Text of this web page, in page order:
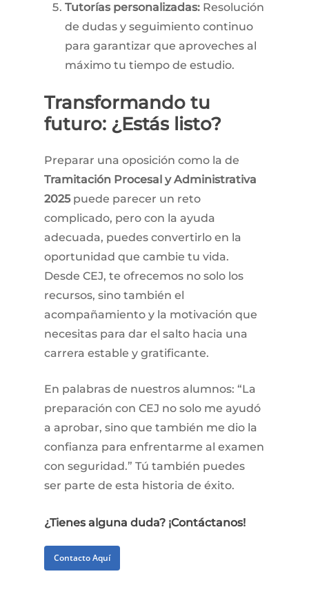
Tutorías personalizadas: Resolución
de dudas y seguimiento continuo
para garantizar que aproveches al
máximo tu tiempo de estudio.
Transformando tu
futuro: ¿Estás listo?
Preparar una oposición como la de
Tramitación Procesal y Administrativa
2025puede parecer un reto
complicado, pero con la ayuda
adecuada, puedes convertirlo en la
oportunidad que cambie tu vida.
Desde CEJ, te ofrecemos no solo los
recursos, sino también el
acompañamiento y la motivación que
necesitas para dar el salto hacia una
carrera estable y gratificante.
En palabras de nuestros alumnos: “La
preparación con CEJ no solo me ayudó
a aprobar, sino que también me dio la
confianza para enfrentarme al examen
con seguridad.” Tú también puedes
ser parte de esta historia de éxito.
¿Tienes alguna duda? ¡Contáctanos!
Contacto Aquí